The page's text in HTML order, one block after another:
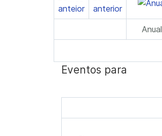
Anual
Eventos para